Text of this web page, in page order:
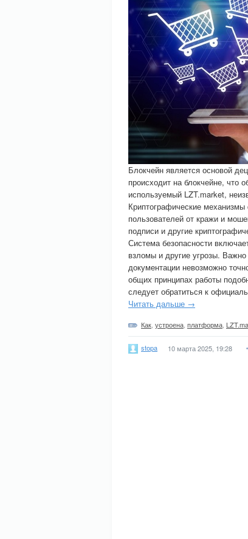
Блокчейн является основой
происходит на блокчейне, что
используемый LZT.market,
Криптографические
пользователей от кражи и
подписи и другие
Система безопасности
взломы и другие угрозы.
документации невозможно
общих принципах работы
следует обратиться к
Читать дальше →
Как устроена платформа
stopa 10 марта 2025, 19:28